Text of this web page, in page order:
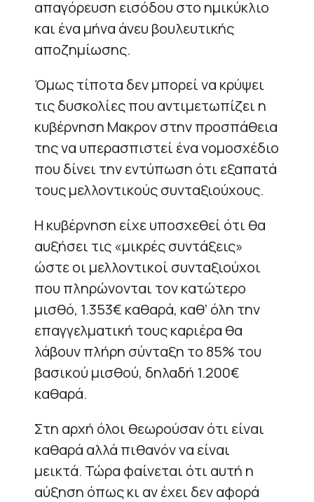
απαγόρευση εισόδου στο ημικύκλιο
και ένα μήνα άνευ βουλευτικής
αποζημίωσης.
Όμως τίποτα δεν μπορεί να κρύψει
τις δυσκολίες που αντιμετωπίζει η
κυβέρνηση Μακρον στην προσπάθεια
της να υπερασπιστεί ένα νομοσχέδιο
που δίνει την εντύπωση ότι εξαπατά
τους μελλοντικούς συνταξιούχους.
Η κυβέρνηση είχε υποσχεθεί ότι θα
αυξήσει τις «μικρές συντάξεις»
ώστε οι μελλοντικοί συνταξιούχοι
που πληρώνονται τον κατώτερο
μισθό, 1.353€ καθαρά, καθ’ όλη την
επαγγελματική τους καριέρα θα
λάβουν πλήρη σύνταξη το 85% του
βασικού μισθού, δηλαδή 1.200€
καθαρά.
Στη αρχή όλοι θεωρούσαν ότι είναι
καθαρά αλλά πιθανόν να είναι
μεικτά. Τώρα φαίνεται ότι αυτή η
αύξηση όπως κι αν έχει δεν αφορά